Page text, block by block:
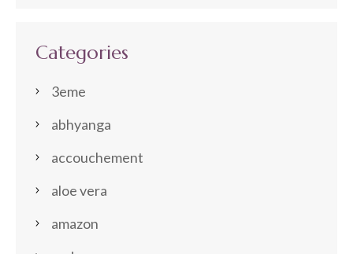
Categories
3eme
abhyanga
accouchement
aloe vera
amazon